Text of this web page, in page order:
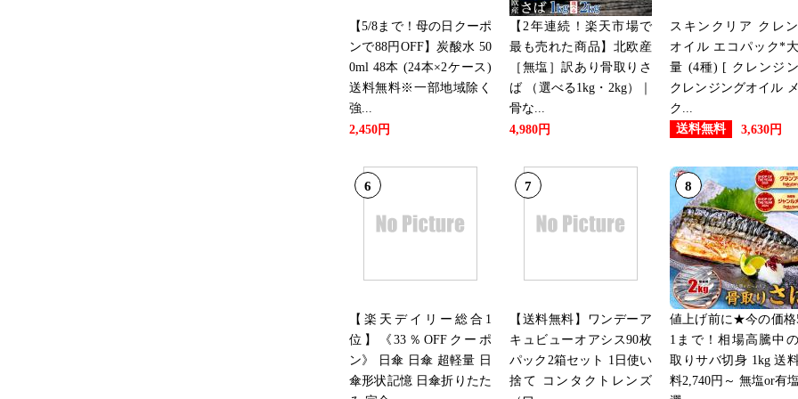
メンズファッションランキング
2026/07/10
メンズファッションランキング
メンズファッションランキング
メンズファッションランキング
2026/07/07
メンズファッションランキング
【5/8まで！母の日クーポ
ンで88円OFF】炭酸水 50
0ml 48本 (24本×2ケース)
送料無料※一部地域除く
強...
2,450円
【2年連続！楽天市場で
最も売れた商品】北欧産
［無塩］訳あり骨取りさ
ば （選べる1kg・2kg）｜
骨な...
4,980円
スキンクリア クレ
オイル エコパック*
量 (4種) [ クレンジ
クレンジングオイル
ク...
送料無料
3,630円
6
【楽天デイリー総合1
位】《33％OFFクーポ
ン》 日傘 日傘 超軽量 日
傘形状記憶 日傘折りたた
7
【送料無料】ワンデーア
キュビューオアシス90枚
パック2箱セット 1日使い
捨て コンタクトレンズ
8
値上げ前に★今の価格
1まで！相場高騰中
取りサバ切身 1kg 送
料2,740円～ 無塩or有